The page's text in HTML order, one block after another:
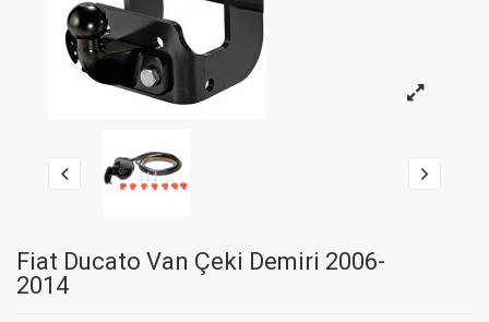
Fiat Ducato Van Çeki Demiri 2006-
2014